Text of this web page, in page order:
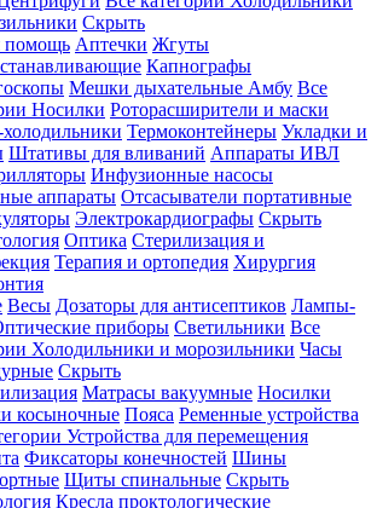
Скрыть
помощь Аптечки Жгуты
Капнографы
Мешки дыхательные Амбу Все
Носилки Роторасширители и маски
Термоконтейнеры Укладки и
Штативы для вливаний Аппараты ИВЛ
Инфузионные насосы
аппараты Отсасыватели портативные
Электрокардиографы Скрыть
Оптика Стерилизация и
Терапия и ортопедия Хирургия
Весы Дозаторы для антисептиков Лампы-
приборы Светильники Все
Холодильники и морозильники Часы
Скрыть
Матрасы вакуумные Носилки
косыночные Пояса Ременные устройства
Устройства для перемещения
Фиксаторы конечностей Шины
Щиты спинальные Скрыть
Кресла проктологические